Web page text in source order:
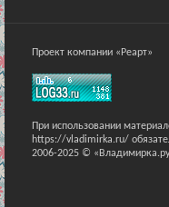
Проект компании «Реарт»
При использовании
https://vladimirka.ru/
2006-2025 ©